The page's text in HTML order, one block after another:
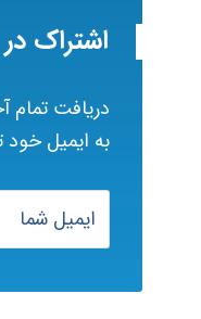
اشتراک در RSS ها
دریافت تمام
به ایمیل